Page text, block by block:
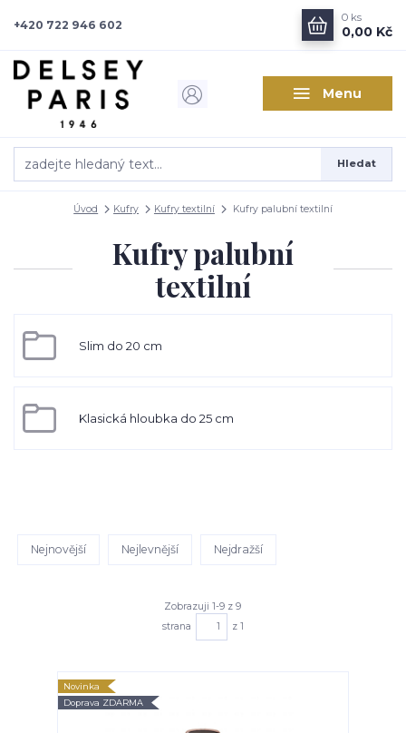
Menu
Hledat
+420 722 946 602
0 ks
0,00 Kč
Úvod Kufry Kufry textilní Kufry palubní textilní
Kufry palubní
textilní
Slim do 20 cm
Klasická hloubka do 25 cm
Nejnovější Nejlevnější Nejdražší
Zobrazuji 1-9 z 9
strana
z 1
Novinka
Doprava ZDARMA